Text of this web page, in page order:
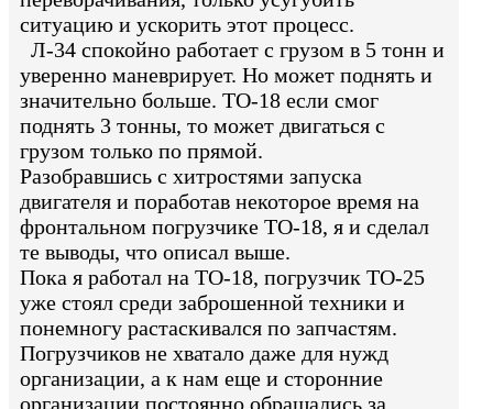
ситуацию и ускорить этот процесс.
Л-34 спокойно работает с грузом в 5 тонн и
уверенно маневрирует. Но может поднять и
значительно больше. ТО-18 если смог
поднять 3 тонны, то может двигаться с
грузом только по прямой.
Разобравшись с хитростями запуска
двигателя и поработав некоторое время на
фронтальном погрузчике ТО-18, я и сделал
те выводы, что описал выше.
Пока я работал на ТО-18, погрузчик ТО-25
уже стоял среди заброшенной техники и
понемногу растаскивался по запчастям.
Погрузчиков не хватало даже для нужд
организации, а к нам еще и сторонние
организации постоянно обращались за